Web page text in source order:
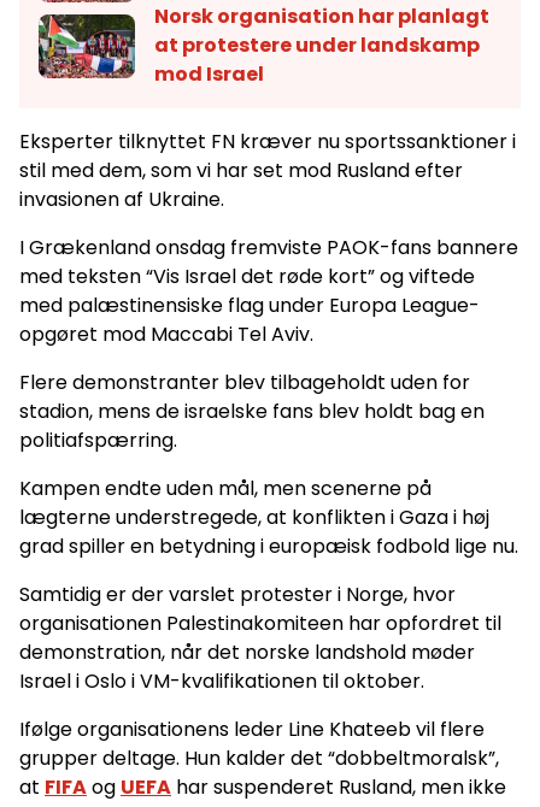
Norsk organisation har planlagt
at protestere under landskamp
mod Israel
Eksperter tilknyttet FN kræver nu sportssanktioner i
stil med dem, som vi har set mod Rusland efter
invasionen af Ukraine.
I Grækenland onsdag fremviste PAOK-fans bannere
med teksten “Vis Israel det røde kort” og viftede
med palæstinensiske flag under Europa League-
opgøret mod Maccabi Tel Aviv.
Flere demonstranter blev tilbageholdt uden for
stadion, mens de israelske fans blev holdt bag en
politiafspærring.
Kampen endte uden mål, men scenerne på
lægterne understregede, at konflikten i Gaza i høj
grad spiller en betydning i europæisk fodbold lige nu.
Samtidig er der varslet protester i Norge, hvor
organisationen Palestinakomiteen har opfordret til
demonstration, når det norske landshold møder
Israel i Oslo i VM-kvalifikationen til oktober.
Ifølge organisationens leder Line Khateeb vil flere
grupper deltage. Hun kalder det “dobbeltmoralsk”,
at FIFAog UEFA har suspenderet Rusland, men ikke